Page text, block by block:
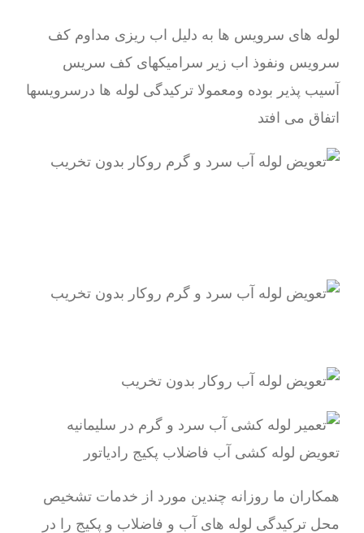
لوله های سرویس ها به دلیل اب ریزی مداوم کف
سرویس ونفوذ اب زیر سرامیکهای کف سریس
آسیب پذیر بوده ومعمولا ترکیدگی لوله ها درسرویسها
اتفاق می افتد
همکاران ما روزانه چندین مورد از خدمات تشخیص
محل ترکیدگی لوله های آب و فاضلاب و پکیج را در